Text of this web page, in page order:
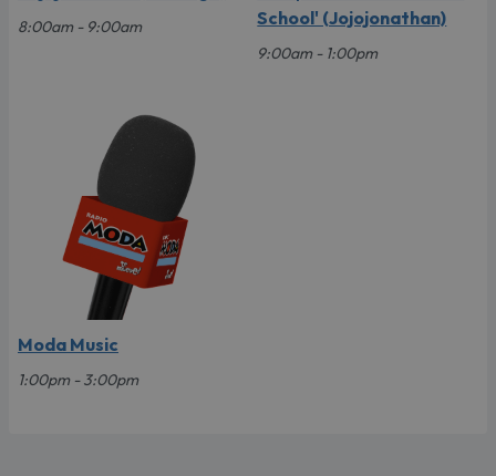
8:00am - 9:00am
School' (Jojojonathan)
9:00am - 1:00pm
Moda Music
1:00pm - 3:00pm